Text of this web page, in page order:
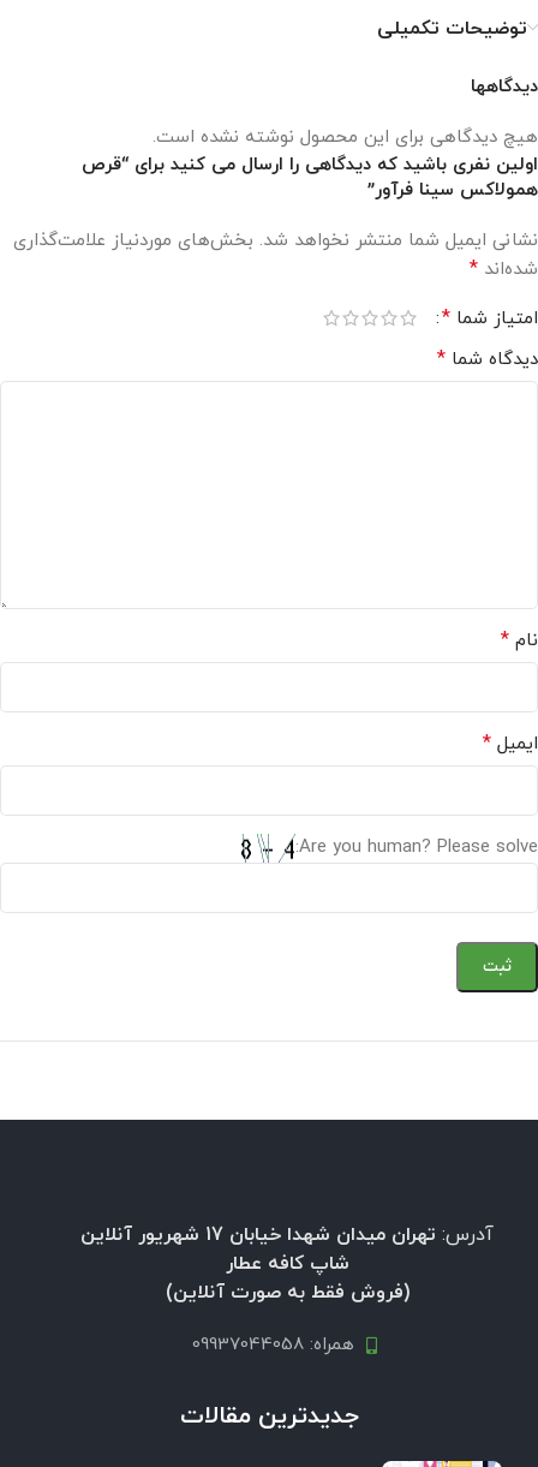
توضیحات تکمیلی
دیدگاهها
هیچ دیدگاهی برای این محصول نوشته نشده است.
اولین نفری باشید که دیدگاهی را ارسال می کنید برای “قرص
همولاکس سینا فرآور”
نشانی ایمیل شما منتشر نخواهد شد. بخش‌های موردنیاز علامت‌گذاری
شده‌اند *
امتیاز شما *
دیدگاه شما *
نام *
ایمیل *
Are you human? Please solve:
آدرس:
تهران میدان شهدا خیابان 17 شهریور آنلاین
شاپ کافه عطار
(فروش فقط به صورت آنلاین)
همراه: 09937044058
جدیدترین مقالات